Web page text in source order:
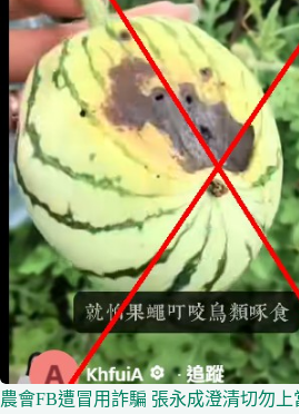
農會FB遭冒用詐騙 張永成澄清切勿上